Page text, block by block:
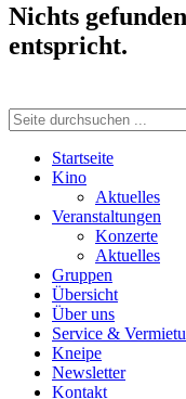
Nichts
entspricht.
Startseite
Kino
Aktuelles
Veranstaltungen
Konzerte
Aktuelles
Gruppen
Übersicht
Über uns
Service &
Kneipe
Newsletter
Kontakt